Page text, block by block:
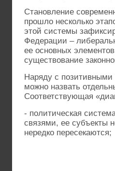
Становление
прошло несколько
этой системы
Федерации –
ее основных
существование
Наряду с позитивными
можно назвать
Соответствующая
- политическая
связями, ее субъекты
нередко пересекаются;